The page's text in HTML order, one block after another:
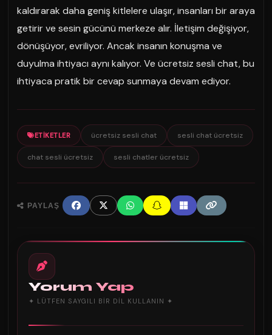
kaldırarak daha geniş kitlelere ulaşır, insanları bir araya
getirir ve sesin gücünü merkeze alır. İletişim değişiyor,
dönüşüyor, evriliyor. Ancak insanın konuşma ve
duyulma ihtiyacı aynı kalıyor. Ve ücretsiz sesli chat, bu
ihtiyaca pratik bir cevap sunmaya devam ediyor.
ETIKETLER ücretsiz sesli chat sesli chat ücretsiz
chat sesli ücretsiz sesli chatler ücretsiz
PAYLAŞ
Yorum Yap
✦ LÜTFEN SAYGILI BIR DIL KULLANIN ✦